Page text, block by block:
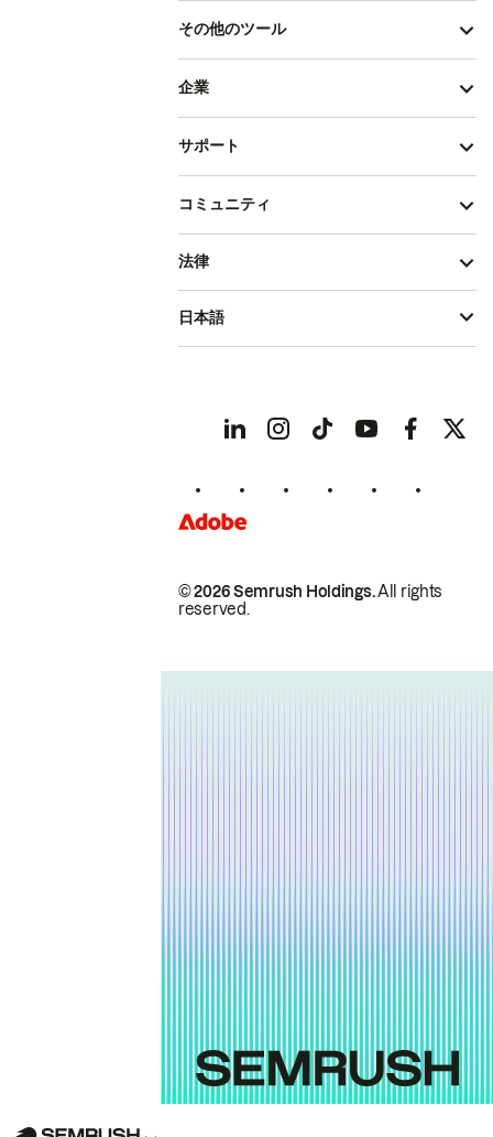
その他のツール
企業
サポート
コミュニティ
© 2026 Semrush Holdings.All rights
reserved.
法律
日本語